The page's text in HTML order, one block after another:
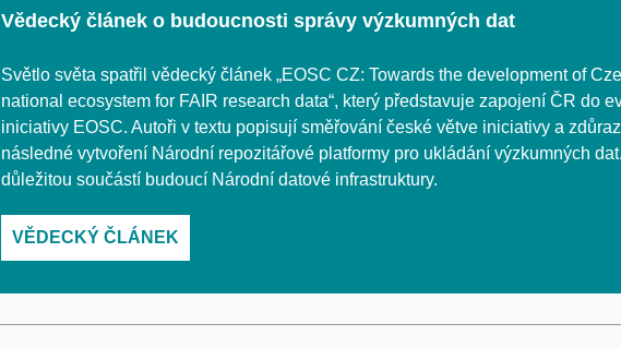
Vědecký článek o budoucnosti správy výzkumných dat
Světlo světa spatřil vědecký článek „EOSC CZ: Towards the development of
national ecosystem for FAIR research data“, který představuje zapojení ČR do
iniciativy EOSC. Autoři v textu popisují směřování české větve iniciativy a
následné vytvoření Národní repozitářové platformy pro ukládání výzkumných
důležitou součástí budoucí Národní datové infrastruktury.
VĚDECKÝ ČLÁNEK